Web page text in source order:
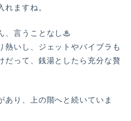
れますね。
、言うことなし♨
熱いし、ジェットやバイブラも
だって、銭湯としたら充分な贅
あり、上の階へと続いていま